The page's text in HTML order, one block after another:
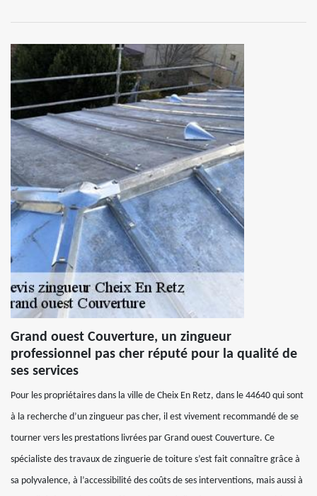
Grand ouest Couverture, un zingueur
professionnel pas cher réputé pour la qualité de
ses services
Pour les propriétaires dans la ville de Cheix En Retz, dans le 44640 qui sont
à la recherche d’un zingueur pas cher, il est vivement recommandé de se
tourner vers les prestations livrées par Grand ouest Couverture. Ce
spécialiste des travaux de zinguerie de toiture s’est fait connaître grâce à
sa polyvalence, à l’accessibilité des coûts de ses interventions, mais aussi à